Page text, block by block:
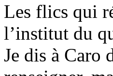
Les flics qui
l’institut du
Je dis à Caro